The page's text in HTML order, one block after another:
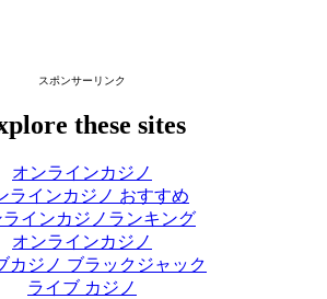
スポンサーリンク
these sites
オンラインカジノ
ラインカジノ おすすめ
ラインカジノランキング
オンラインカジノ
カジノ ブラックジャック
ライブ カジノ